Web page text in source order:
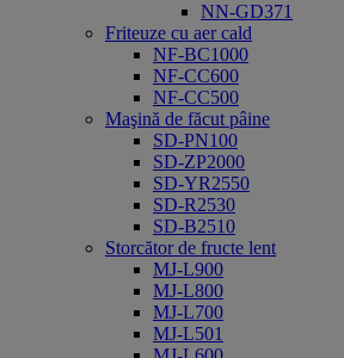
NN-GD371
Friteuze cu aer cald
NF-BC1000
NF-CC600
NF-CC500
Maşină de făcut pâine
SD-PN100
SD-ZP2000
SD-YR2550
SD-R2530
SD-B2510
Storcător de fructe lent
MJ-L900
MJ-L800
MJ-L700
MJ-L501